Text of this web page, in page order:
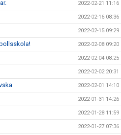
2022-02-21 11:16
2022-02-16 08:36
2022-02-15 09:29
2022-02-08 09:20
2022-02-04 08:25
2022-02-02 20:31
2022-02-01 14:10
2022-01-31 14:26
2022-01-28 11:59
2022-01-27 07:36